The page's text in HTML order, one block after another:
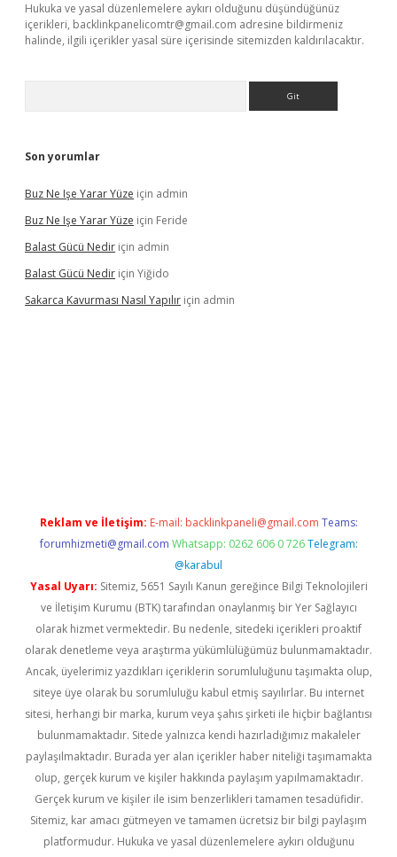
Hukuka ve yasal düzenlemelere aykırı olduğunu düşündüğünüz
içerikleri, backlinkpanelicomtr@gmail.com adresine bildirmeniz
halinde, ilgili içerikler yasal süre içerisinde sitemizden kaldırılacaktır.
Son yorumlar
Buz Ne Işe Yarar Yüze için admin
Buz Ne Işe Yarar Yüze için Feride
Balast Gücü Nedir için admin
Balast Gücü Nedir için Yiğido
Sakarca Kavurması Nasıl Yapılır için admin
Reklam ve İletişim: E-mail: backlinkpaneli@gmail.com Teams:
forumhizmeti@gmail.com Whatsapp: 0262 606 0 726 Telegram:
@karabul
Yasal Uyarı: Sitemiz, 5651 Sayılı Kanun gereğince Bilgi Teknolojileri
ve İletişim Kurumu (BTK) tarafından onaylanmış bir Yer Sağlayıcı
olarak hizmet vermektedir. Bu nedenle, sitedeki içerikleri proaktif
olarak denetleme veya araştırma yükümlülüğümüz bulunmamaktadır.
Ancak, üyelerimiz yazdıkları içeriklerin sorumluluğunu taşımakta olup,
siteye üye olarak bu sorumluluğu kabul etmiş sayılırlar. Bu internet
sitesi, herhangi bir marka, kurum veya şahıs şirketi ile hiçbir bağlantısı
bulunmamaktadır. Sitede yalnızca kendi hazırladığımız makaleler
paylaşılmaktadır. Burada yer alan içerikler haber niteliği taşımamakta
olup, gerçek kurum ve kişiler hakkında paylaşım yapılmamaktadır.
Gerçek kurum ve kişiler ile isim benzerlikleri tamamen tesadüfidir.
Sitemiz, kar amacı gütmeyen ve tamamen ücretsiz bir bilgi paylaşım
platformudur. Hukuka ve yasal düzenlemelere aykırı olduğunu